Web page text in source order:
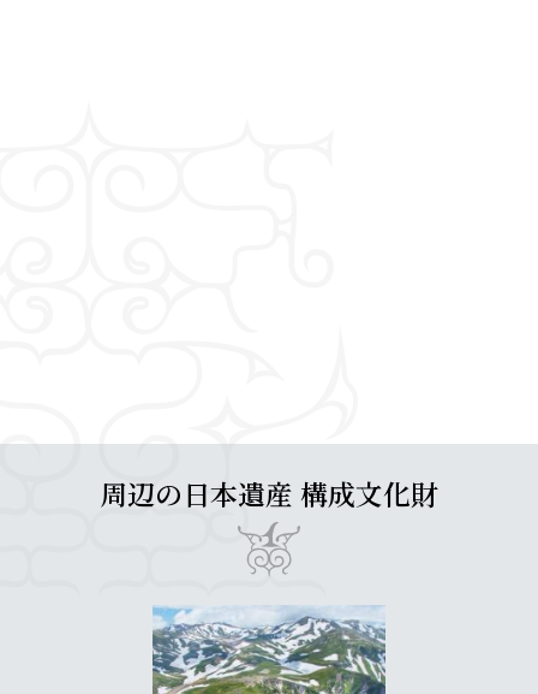
周辺の日本遺産 構成文化財